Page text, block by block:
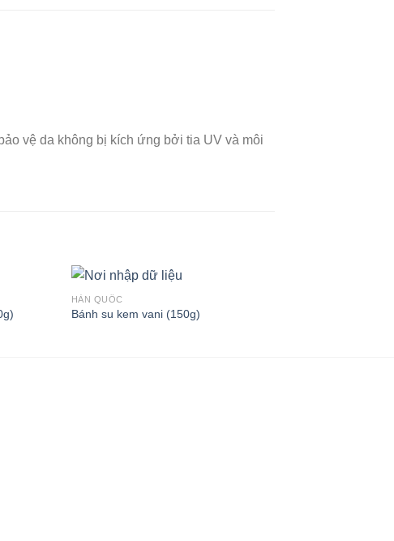
vệ da không bị kích ứng bởi tia UV và môi
HÀN QUỐC
Bánh su kem vani (150g)